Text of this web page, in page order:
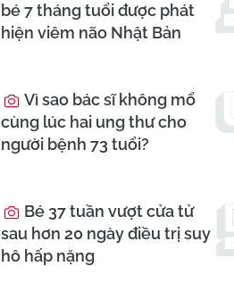
bé 7 tháng tuổi được phát
hiện viêm não Nhật Bản
Vì sao bác sĩ không mổ
cùng lúc hai ung thư cho
người bệnh 73 tuổi?
Bé 37 tuần vượt cửa tử
sau hơn 20 ngày điều trị suy
hô hấp nặng